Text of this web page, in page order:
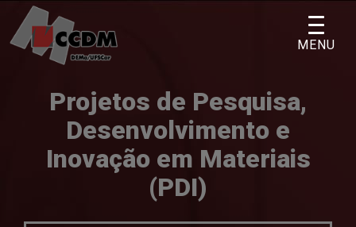
content
Projetos de Pesquisa,
Desenvolvimento e
Inovação em Materiais
(PDI)
MENU